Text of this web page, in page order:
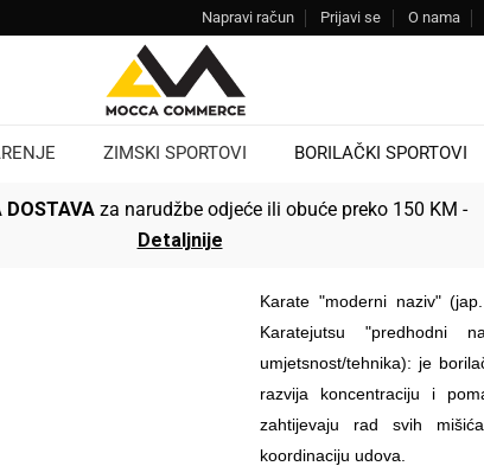
Napravi račun Prijavi se O nama
ZIMSKI SPORTOVI BORILAČKI SPORTOVI
DOSTAVA za narudžbe odjeće ili obuće preko 150 KM -
Detaljnije
Karate "moderni naziv"
Karatejutsu
umjetsnost/tehnika): je
razvija koncentraciju i
zahtijevaju rad svih
koordinaciju udova.